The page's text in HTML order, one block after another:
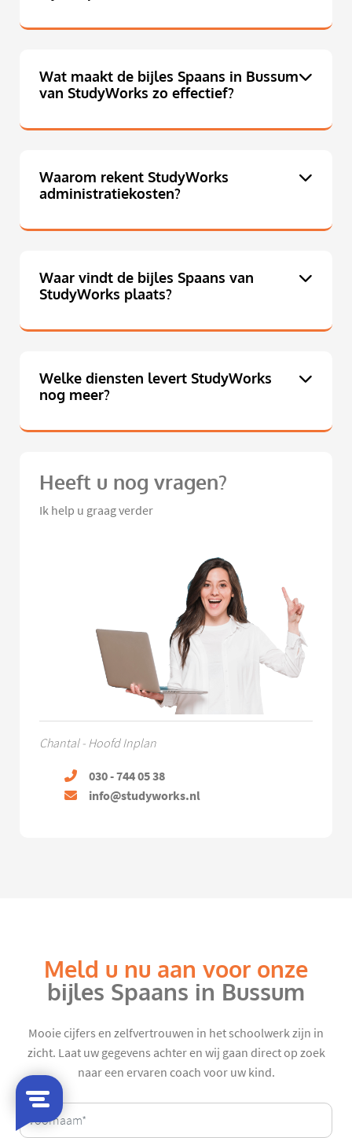
Wat maakt de bijles Spaans in Bussum
van StudyWorks zo effectief?
Waarom rekent StudyWorks
administratiekosten?
Waar vindt de bijles Spaans van
StudyWorks plaats?
Welke diensten levert StudyWorks
nog meer?
Heeft u nog vragen?
Ik help u graag verder
Chantal - Hoofd Inplan
030 - 744 05 38
info@studyworks.nl
Meld u nu aan voor onze
bijles Spaans in Bussum
Mooie cijfers en zelfvertrouwen in het schoolwerk zijn in
zicht. Laat uw gegevens achter en wij gaan direct op zoek
naar een ervaren coach voor uw kind.